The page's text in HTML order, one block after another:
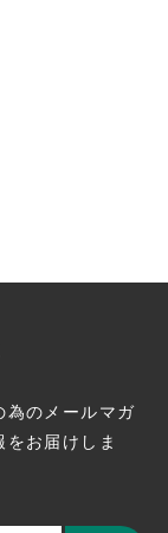
為のメールマガ
お届けしま